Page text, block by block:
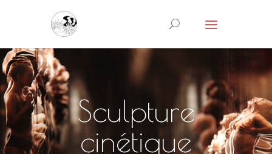
Sculpture
cinétique